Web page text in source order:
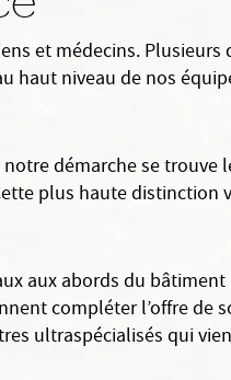
et médecins. Plusieurs
haut niveau de nos
démarche se trouve
plus haute distinction
aux abords du bâtiment
compléter l’offre de
ultraspécialisés qui